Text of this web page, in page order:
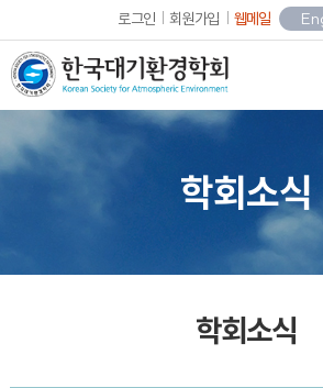
로그인 회원가입 웹메일
학회소식
학회소식